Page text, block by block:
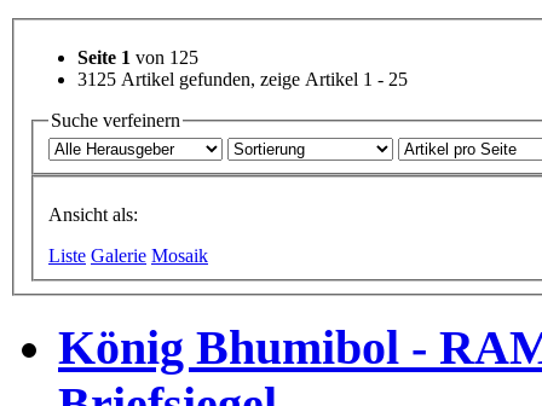
Seite 1 von 125
3125 Artikel gefunden, zeige Artikel 1 - 25
Suche verfeinern
Ansicht als:
Liste Galerie Mosaik
König Bhumibol -